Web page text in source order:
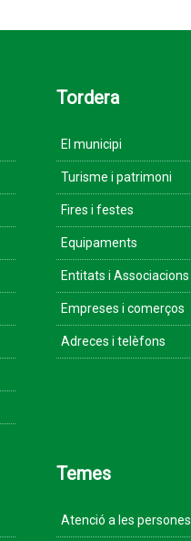
Tordera
El municipi
Turisme i patrimoni
Fires i festes
Equipaments
Entitats i Associacions
Empreses i comerços
Adreces i telèfons
Temes
Atenció a les persones